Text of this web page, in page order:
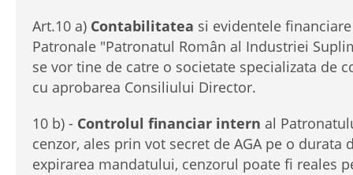
Art.10 a) Contabilitatea si evidentele
Patronale "Patronatul Român al Industriei
se vor tine de catre o societate specializata de
cu aprobarea Consiliului Director.
10 b) - Controlul financiar intern al
cenzor, ales prin vot secret de AGA pe o durata
expirarea mandatului, cenzorul poate fi reales